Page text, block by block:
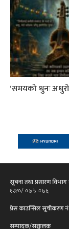
‘समयको धुनः अधुरो
सूचना तथा प्रसारण विभाग
१२१०/ ०७५-०७६
प्रेस काउन्सिल सूचीकरण
सम्पादक/सञ्चालक